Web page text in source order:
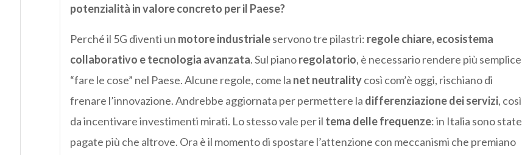
potenzialità in valore concreto per il Paese?
Perché il 5G diventi un motore industrialeservono tre pilastri: regole chiare, ecosistema
collaborativo e tecnologia avanzata. Sul pianoregolatorio, è necessario rendere più semplice
“fare le cose” nel Paese. Alcune regole, come la net neutralitycosì com’è oggi, rischiano di
frenare l’innovazione. Andrebbe aggiornata per permettere la differenziazione dei servizi, così
da incentivare investimenti mirati. Lo stesso vale per il tema delle frequenze: in Italia sono state
pagate più che altrove. Ora è il momento di spostare l’attenzione con meccanismi che premiano